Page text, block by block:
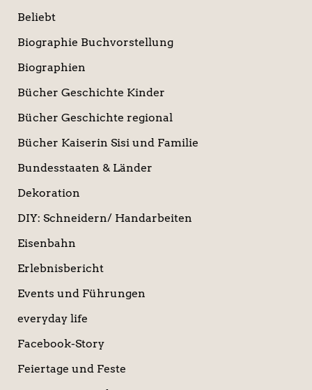
Beliebt
Biographie Buchvorstellung
Biographien
Bücher Geschichte Kinder
Bücher Geschichte regional
Bücher Kaiserin Sisi und Familie
Bundesstaaten & Länder
Dekoration
DIY: Schneidern/ Handarbeiten
Eisenbahn
Erlebnisbericht
Events und Führungen
everyday life
Facebook-Story
Feiertage und Feste